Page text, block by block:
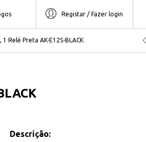
Registar / Fazer login
Relé Preta AK-E12S-BLACK
Descrição: